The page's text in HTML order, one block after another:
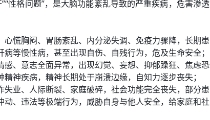
性格问题”，是大脑功能紊乱导致的严重疾病，危害渗透
心慌胸闷、胃肠紊乱、内分泌失调、免疫力骤降，长期患
等慢性病，甚至出现自伤、自残行为，危及生命安全；
感、意志全面异常，出现幻觉、妄想、抑郁躁狂、焦虑恐
神疾病，精神长期处于崩溃边缘，自知力逐步丧失；
失业、人际断裂、家庭破碎，社会功能完全丧失，部分患
动、违法等极端行为，威胁自身与他人安全，给家庭和社